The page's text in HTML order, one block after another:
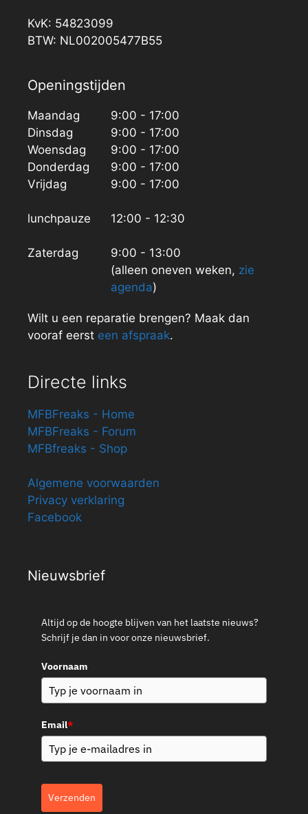
KvK: 54823099
BTW: NL002005477B55
Openingstijden
Maandag
Dinsdag
Woensdag
Donderdag
Vrijdag
lunchpauze
Zaterdag
9:00 - 17:00
9:00 - 17:00
9:00 - 17:00
9:00 - 17:00
9:00 - 17:00
12:00 - 12:30
9:00 - 13:00
(alleen oneven weken, zie
agenda)
Wilt u een reparatie brengen? Maak dan
vooraf eerst een afspraak.
Directe links
MFBFreaks - Home
MFBFreaks - Forum
MFBfreaks - Shop
Algemene voorwaarden
Privacy verklaring
Facebook
Nieuwsbrief
Altijd op de hoogte blijven van het laatste nieuws?
Schrijf je dan in voor onze nieuwsbrief.
Voornaam
Email*
Verzenden